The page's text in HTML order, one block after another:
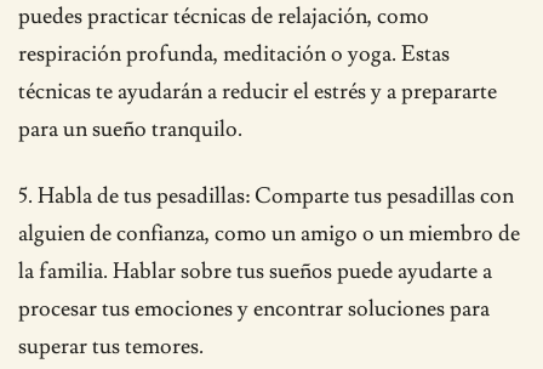
puedes practicar técnicas de relajación, como
respiración profunda, meditación o yoga. Estas
técnicas te ayudarán a reducir el estrés y a prepararte
para un sueño tranquilo.
5. Habla de tus pesadillas: Comparte tus pesadillas con
alguien de confianza, como un amigo o un miembro de
la familia. Hablar sobre tus sueños puede ayudarte a
procesar tus emociones y encontrar soluciones para
superar tus temores.